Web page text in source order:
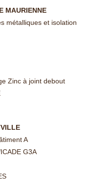
MAURIENNE
métalliques et isolation
Zinc à joint debout
A
G3A